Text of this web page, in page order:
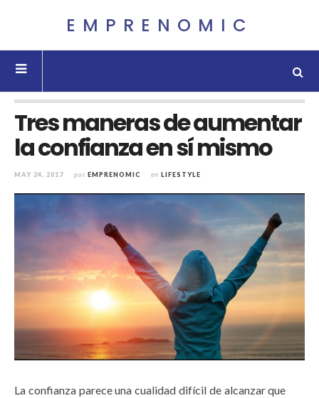
EMPRENOMIC
Tres maneras de aumentar
la confianza en sí mismo
MAY 24, 2017 por EMPRENOMIC en LIFESTYLE
La confianza parece una cualidad difícil de alcanzar que